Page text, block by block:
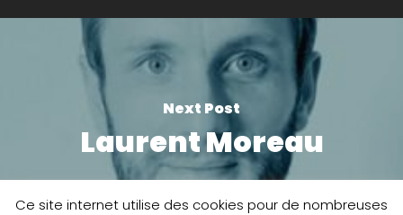
Next Post
Laurent Moreau
Ce site internet utilise des cookies pour de nombreuses